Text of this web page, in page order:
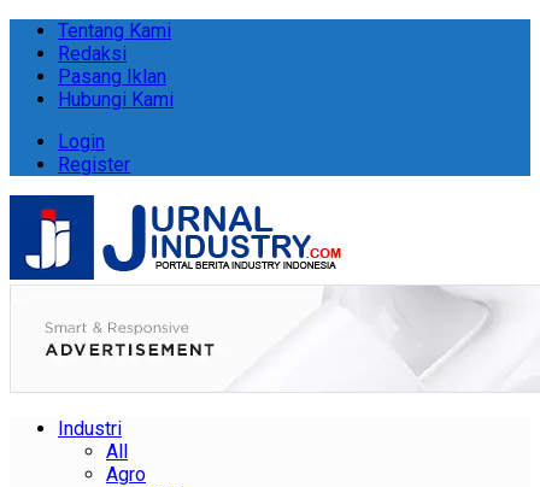
Tentang Kami
Redaksi
Pasang Iklan
Hubungi Kami
Login
Register
Industri
All
Agro